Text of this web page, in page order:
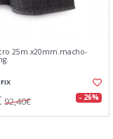
25m.x20mm.macho-
92,40€ - 26%